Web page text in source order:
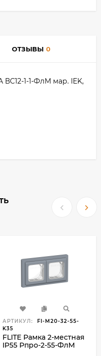
ОТЗЫВЫ 0
ВС12-1-1-ФлМ мар. IEK,
АРТИКУЛ:
FI-M20-32-55-
K35
FLITE Рамка 2-местная
IP55 Рпро-2-55-ФлМ